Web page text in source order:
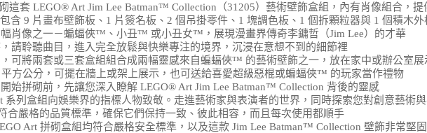
這套 LEGO® Art Jim Lee Batman™ Collection（31205）藝術壁飾盒組，內有肖像組合，提
含 9 片畫布壁飾板、1 片簽名板、2 個吊掛零件、1 塊調色板、1 個拆顆粒器與 1 個積木外
肖像之一－蝙蝠俠™、小丑™ 或小丑女™，展現漫畫界傳奇李鏞哲（Jim Lee）的才華
請聆聽曲目，進入完全放鬆與快樂專注的境界，沉浸在意想不到的細節裡
可將兩套或三套盒組組合成兩幅靈感來自蝙蝠俠™ 的藝術壁飾之一，放在家中或辦公室展
方公分，可擺在牆上或架上展示，也可送給喜愛超級惡棍或蝙蝠俠™ 的玩家當作禮物
始拼砌前，先讓您深入瞭解 LEGO® Art Jim Lee Batman™ Collection 背後的靈感
列盒組向娛樂界的指標人物致敬。走進藝術家與表演者的世界，同時探索您對創意藝術
合嚴格的品質標準，確保它們保持一致、彼此相容，而且每次使用都順手
Art 拼砌盒組均符合嚴格安全標準，以及這款 Jim Lee Batman™ Collection 壁飾非常堅固